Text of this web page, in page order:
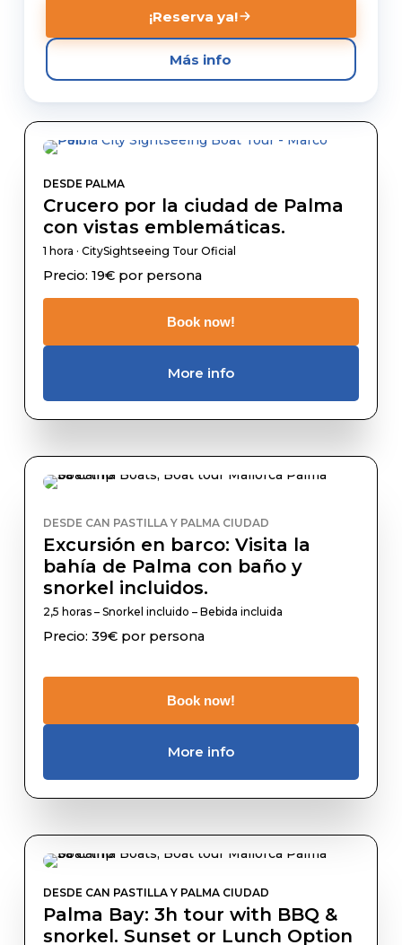
¡Reserva ya!
Más info
DESDE PALMA
Crucero por la ciudad de Palma
con vistas emblemáticas.
1 hora · CitySightseeing Tour Oficial
Precio: 19€ por persona
Book now!
More info
DESDE CAN PASTILLA Y PALMA CIUDAD
Excursión en barco: Visita la
bahía de Palma con baño y
snorkel incluidos.
2,5 horas – Snorkel incluido – Bebida incluida
Precio: 39€ por persona
Book now!
More info
DESDE CAN PASTILLA Y PALMA CIUDAD
Palma Bay: 3h tour with BBQ &
snorkel. Sunset or Lunch Option